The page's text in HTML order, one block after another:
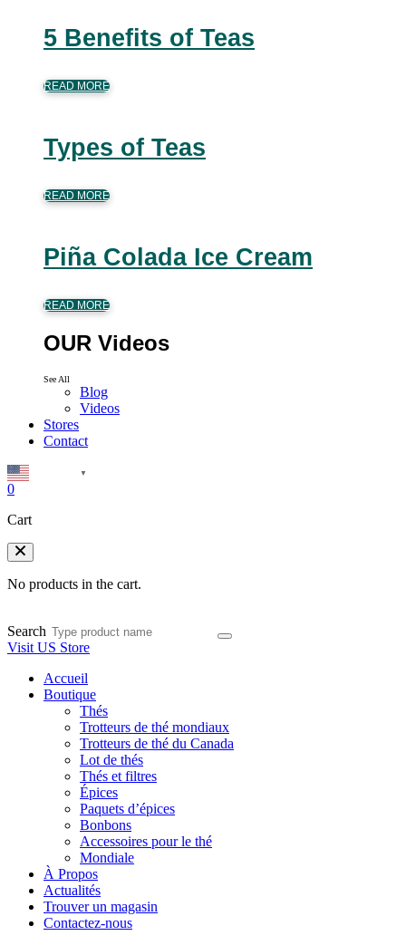
5 Benefits of Teas
READ MORE
Types of Teas
READ MORE
Piña Colada Ice Cream
READ MORE
OUR Videos
See All
Blog
Videos
Stores
Contact
▼
0
Cart
No products in the cart.
Search
Visit US Store
Accueil
Boutique
Thés
Trotteurs de thé mondiaux
Trotteurs de thé du Canada
Lot de thés
Thés et filtres
Épices
Paquets d’épices
Bonbons
Accessoires pour le thé
Mondiale
À Propos
Actualités
Trouver un magasin
Contactez-nous